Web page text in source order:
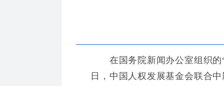
在国务院新闻办公室组织的“
日，中国人权发展基金会联合